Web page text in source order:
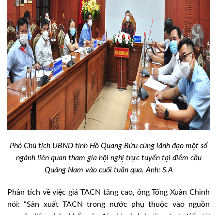
Phó Chủ tịch UBND tỉnh Hồ Quang Bửu cùng lãnh đạo một số
ngành liên quan tham gia hội nghị trực tuyến tại điểm cầu
Quảng Nam vào cuối tuần qua. Ảnh: S.A
Phân tích về việc giá TACN tăng cao, ông Tống Xuân Chinh
nói: “Sản xuất TACN trong nước phụ thuộc vào nguồn